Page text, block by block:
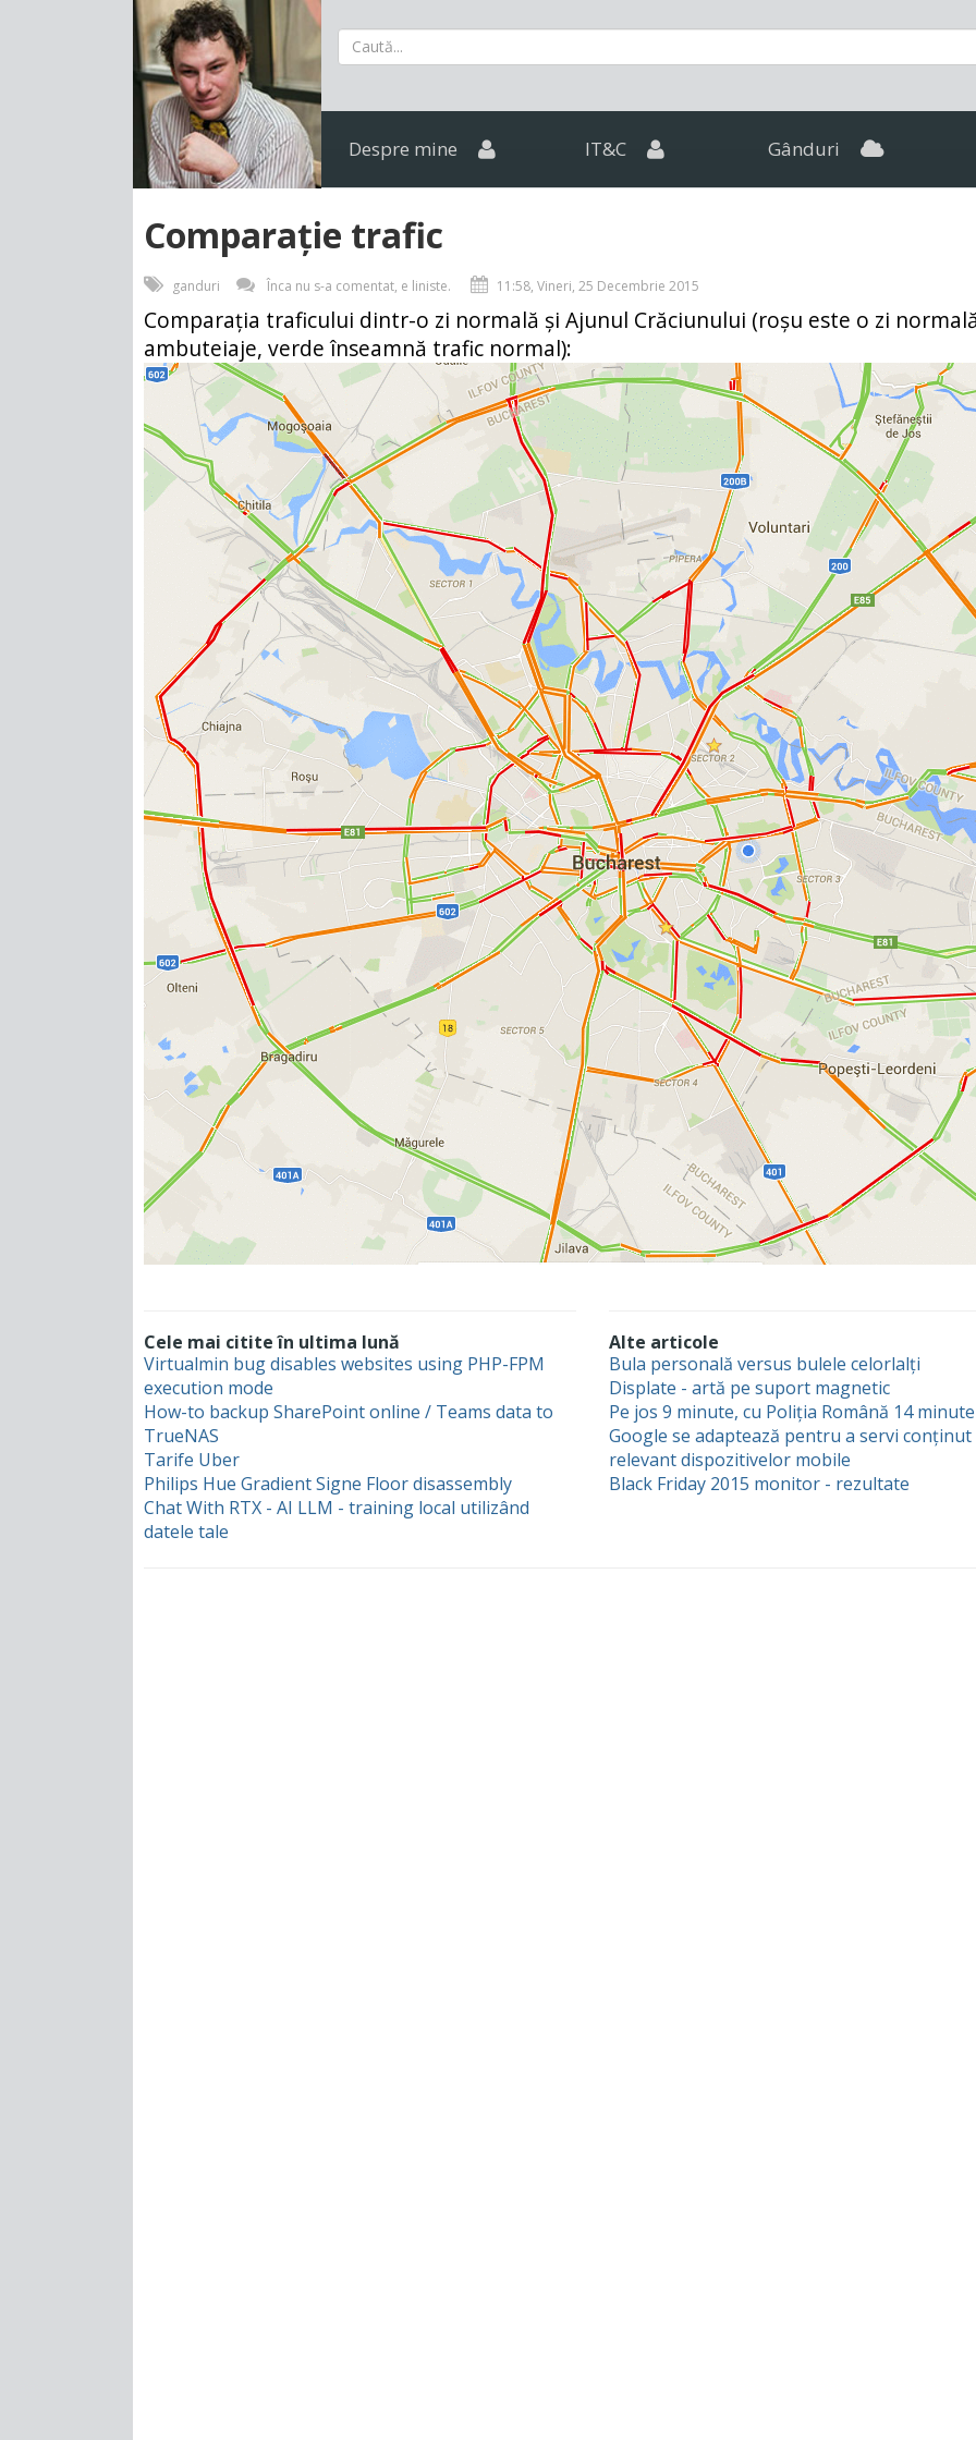
Despre mine IT&C Gânduri
Comparație trafic
ganduri Înca nu s-a comentat, e liniste. 11:58, Vineri, 25 Decembrie 2015
Comparația traficului dintr-o zi normală și Ajunul Crăciunului (roșu este o zi
ambuteiaje, verde înseamnă trafic normal):
Cele mai citite în ultima lună
Virtualmin bug disables websites using PHP-FPM
execution mode
How-to backup SharePoint online / Teams data to
TrueNAS
Tarife Uber
Philips Hue Gradient Signe Floor disassembly
Chat With RTX - AI LLM - training local utilizând
datele tale
Alte articole
Bula personală versus bulele celorlalți
Displate - artă pe suport magnetic
Pe jos 9 minute, cu Poliția Română 14 minute
Google se adaptează pentru a servi conținut
relevant dispozitivelor mobile
Black Friday 2015 monitor - rezultate